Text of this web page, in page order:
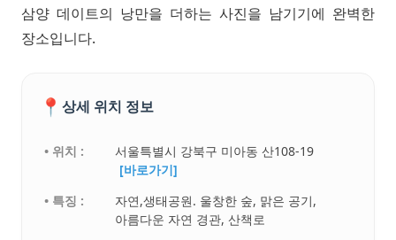
삼양 데이트의 낭만을 더하는 사진을 남기기에 완벽한
장소입니다.
📍 상세 위치 정보
• 위치 :
서울특별시 강북구 미아동 산108-19
[바로가기]
• 특징 :
자연,생태공원. 울창한 숲, 맑은 공기,
아름다운 자연 경관, 산책로